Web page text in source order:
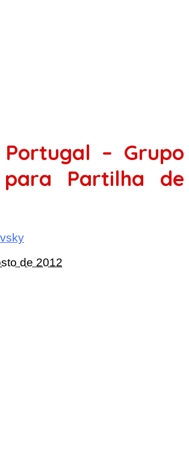
Portugal – Grupo
Partilha de
de 2012